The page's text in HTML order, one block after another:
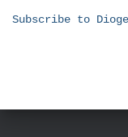
Subscribe to